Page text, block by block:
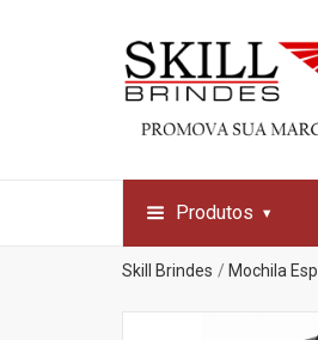
Produtos
Skill Brindes Mochila